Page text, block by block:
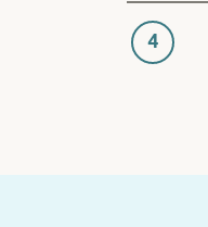
4